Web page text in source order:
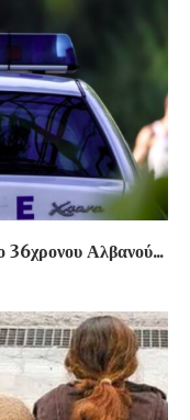
36χρονου Αλβανού...